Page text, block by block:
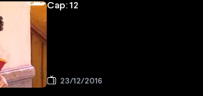
Cap: 12
23/12/2016